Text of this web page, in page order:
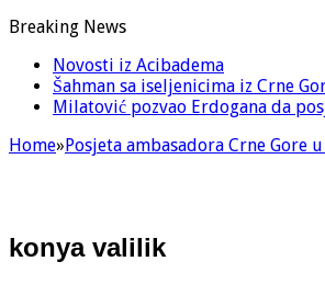
Breaking News
Novosti iz Acibadema
Šahman sa iseljenicima iz Crne
Milatović pozvao Erdogana da
Home»Posjeta ambasadora Crne Gore
konya valilik